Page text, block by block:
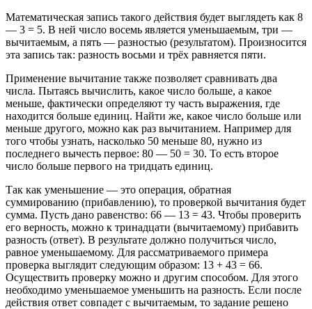
Математическая запись такого действия будет выглядеть как 8
— 3 = 5. В ней число восемь является уменьшаемым, три —
вычитаемым, а пять — разностью (результатом). Произносится
эта запись так: разность восьми и трёх равняется пяти.
Применение вычитание также позволяет сравнивать два
числа. Пытаясь вычислить, какое число больше, а какое
меньше, фактически определяют ту часть выражения, где
находится больше единиц. Найти же, какое число больше или
меньше другого, можно как раз вычитанием. Например для
того чтобы узнать, насколько 50 меньше 80, нужно из
последнего вычесть первое: 80 — 50 = 30. То есть второе
число больше первого на тридцать единиц.
Так как уменьшение — это операция, обратная
суммированию (прибавлению), то проверкой вычитания будет
сумма. Пусть дано равенство: 66 — 13 = 43. Чтобы проверить
его верность, можно к тринадцати (вычитаемому) прибавить
разность (ответ). В результате должно получиться число,
равное уменьшаемому. Для рассматриваемого примера
проверка выглядит следующим образом: 13 + 43 = 66.
Осуществить проверку можно и другим способом. Для этого
необходимо уменьшаемое уменьшить на разность. Если после
действия ответ совпадет с вычитаемым, то задание решено